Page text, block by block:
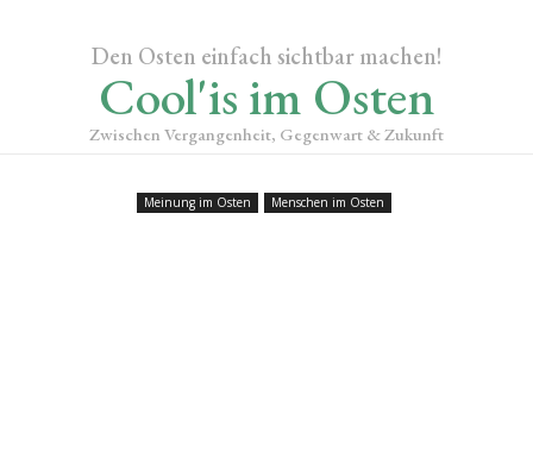
Den Osten einfach sichtbar machen!
Cool'is im Osten
Zwischen Vergangenheit, Gegenwart & Zukunft
Meinung im Osten Menschen im Osten